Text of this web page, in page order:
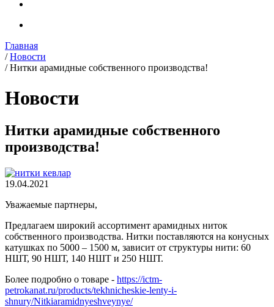
Главная
/Новости
/Нитки арамидные собственного производства!
Новости
Нитки арамидные собственного
производства!
19.04.2021
Уважаемые партнеры,
Предлагаем широкий ассортимент арамидных ниток
собственного производства. Нитки поставляются на конусных
катушках по 5000 – 1500 м, зависит от структуры нити: 60
НШТ, 90 НШТ, 140 НШТ и 250 НШТ.
Более подробно о товаре - https://ictm-
petrokanat.ru/products/tekhnicheskie-lenty-i-
shnury/Nitkiaramidnyeshveynye/